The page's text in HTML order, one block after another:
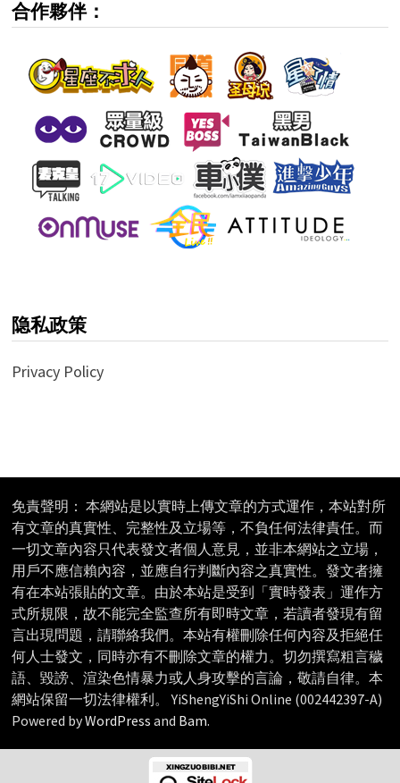
合作夥伴：
隐私政策
Privacy Policy
免責聲明： 本網站是以實時上傳文章的方式運作，本站對所
有文章的真實性、完整性及立場等，不負任何法律責任。而
一切文章內容只代表發文者個人意見，並非本網站之立場，
用戶不應信賴內容，並應自行判斷內容之真實性。發文者擁
有在本站張貼的文章。由於本站是受到「實時發表」運作方
式所規限，故不能完全監查所有即時文章，若讀者發現有留
言出現問題，請聯絡我們。本站有權刪除任何內容及拒絕任
何人士發文，同時亦有不刪除文章的權力。切勿撰寫粗言穢
語、毀謗、渲染色情暴力或人身攻擊的言論，敬請自律。本
網站保留一切法律權利。 YiShengYiShi Online (002442397-A)
Powered byWordPress and Bam.